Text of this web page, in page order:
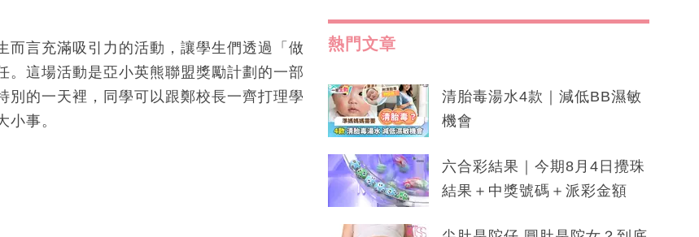
言充滿吸引力的活動，讓學生們透過「做
這場活動是亞小英熊聯盟獎勵計劃的一部
的一天裡，同學可以跟鄭校長一齊打理學
事。
熱門文章
清胎毒湯水4款｜減低BB濕敏
機會
六合彩結果｜今期8月4日攪珠
結果＋中獎號碼＋派彩金額